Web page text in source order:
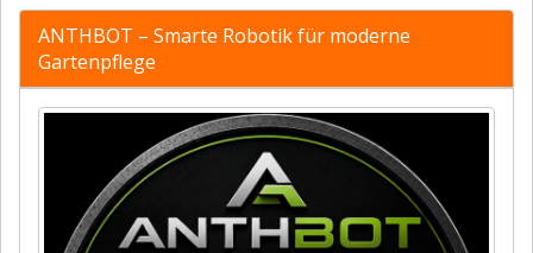
ANTHBOT – Smarte Robotik für moderne
Gartenpflege